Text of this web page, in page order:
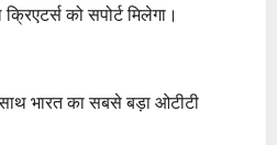
को सपोर्ट मिलेगा।
भारत का सबसे बड़ा ओटीटी